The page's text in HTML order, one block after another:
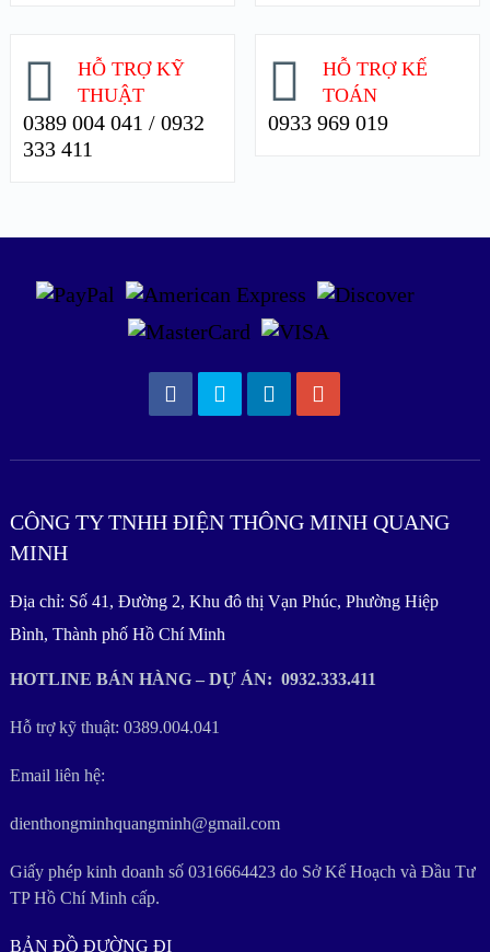
HỖ TRỢ KỸ
THUẬT
0389 004 041 / 0932
333 411
HỖ TRỢ KẾ
TOÁN
0933 969 019
CÔNG TY TNHH ĐIỆN THÔNG MINH QUANG
MINH
Địa chỉ: Số 41, Đường 2, Khu đô thị Vạn Phúc, Phường Hiệp
Bình, Thành phố Hồ Chí Minh
HOTLINE BÁN HÀNG – DỰ ÁN: 0932.333.411
Hỗ trợ kỹ thuật: 0389.004.041
Email liên hệ:
dienthongminhquangminh@gmail.com
Giấy phép kinh doanh số 0316664423 do Sở Kế Hoạch và Đầu Tư
TP Hồ Chí Minh cấp.
BẢN ĐỒ ĐƯỜNG ĐI